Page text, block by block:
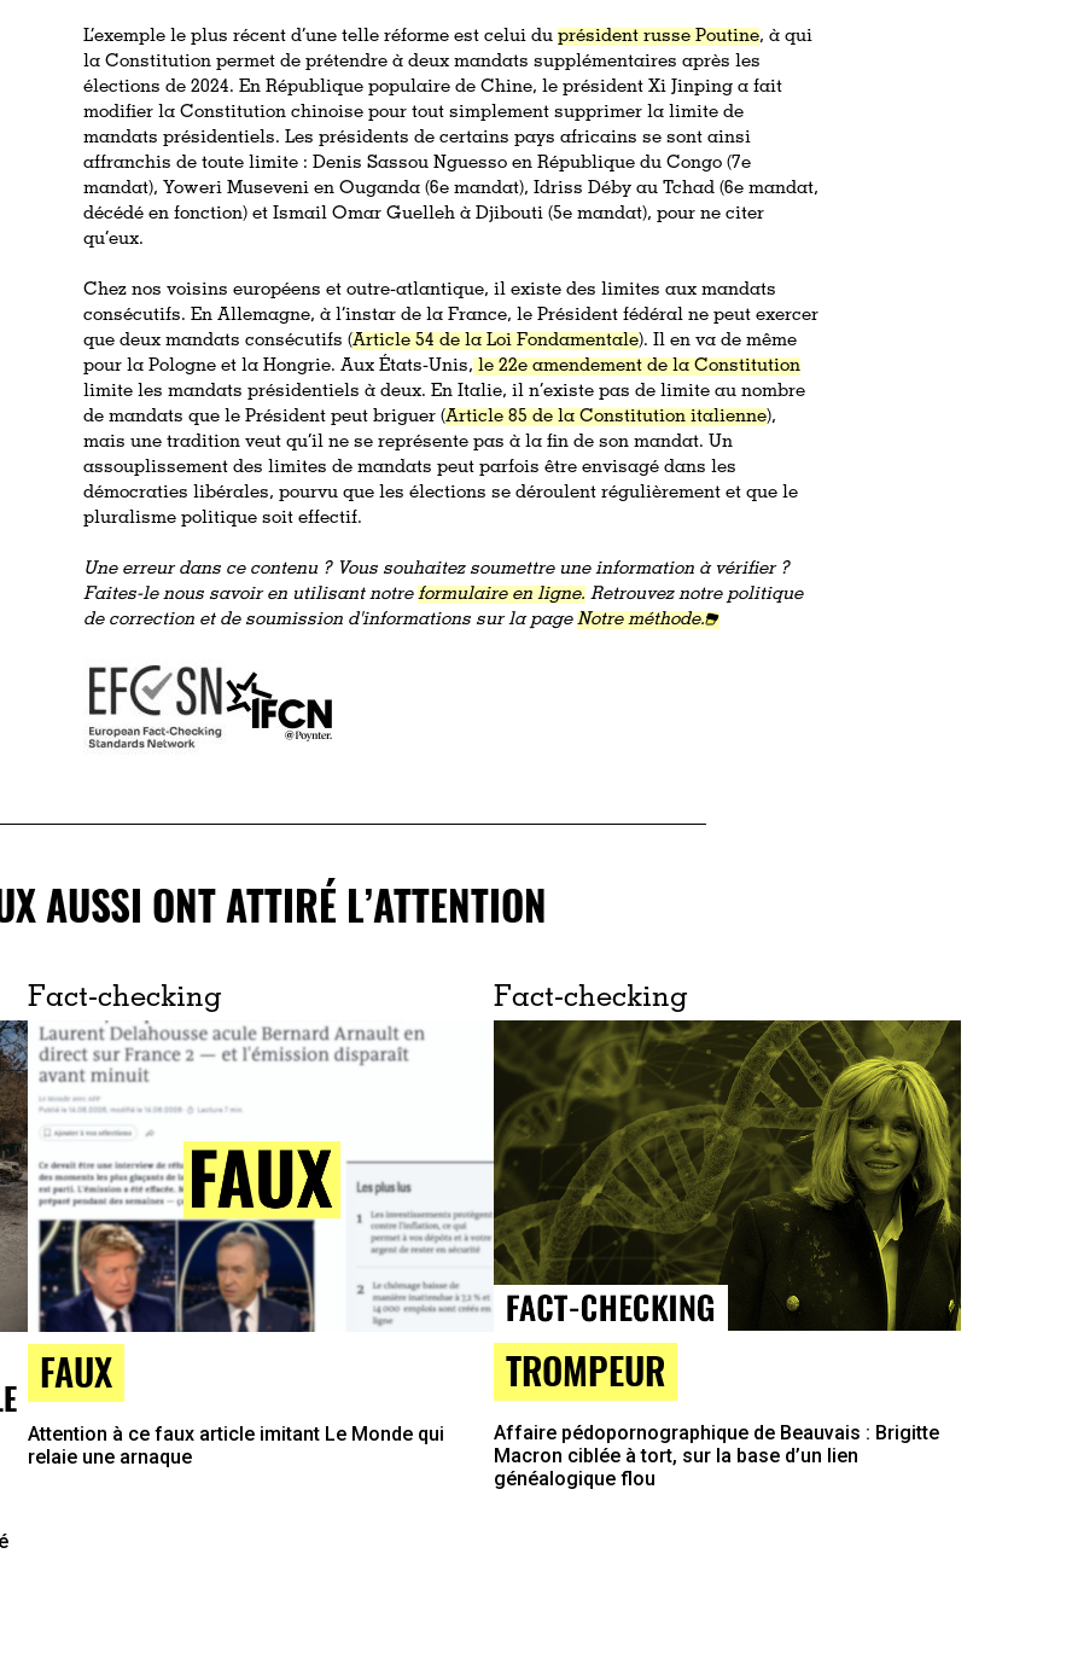
L’exemple le plus récent d’une telle réforme est celui duprésident russe Poutine, à qui
la Constitution permet de prétendre à deux mandats supplémentaires après les
élections de 2024. En République populaire de Chine, le président Xi Jinping a fait
modifier la Constitution chinoise pour tout simplement supprimer la limite de
mandats présidentiels. Les présidents de certains pays africains se sont ainsi
affranchis de toute limite : Denis Sassou Nguesso en République du Congo (7e
mandat), Yoweri Museveni en Ouganda (6e mandat), Idriss Déby au Tchad (6e mandat,
décédé en fonction) et Ismail Omar Guelleh à Djibouti (5e mandat), pour ne citer
qu’eux.
Chez nos voisins européens et outre-atlantique, il existe des limites aux mandats
consécutifs. En Allemagne, à l’instar de la France, le Président fédéral ne peut exercer
que deux mandats consécutifs (Article 54 de la Loi Fondamentale). Il en va de même
pour la Pologne et la Hongrie. Aux États-Unis, le 22e amendement de la Constitution
limite les mandats présidentiels à deux. En Italie, il n’existe pas de limite au nombre
de mandats que le Président peut briguer (Article 85 de la Constitution italienne),
mais une tradition veut qu’il ne se représente pas à la fin de son mandat. Un
assouplissement des limites de mandats peut parfois être envisagé dans les
démocraties libérales, pourvu que les élections se déroulent régulièrement et que le
pluralisme politique soit effectif.
Une erreur dans ce contenu ? Vous souhaitez soumettre une information à vérifier ?
Faites-le nous savoir en utilisant notreformulaire en ligne. Retrouvez notre politique
de correction et de soumission d'informations sur la pageNotre méthode.
AUSSI ONT ATTIRÉ L’ATTENTION
Fact-checking
FAUX
Attention à ce faux article imitant Le Monde qui
relaie une arnaque
Fact-checking
TROMPEUR
Affaire pédopornographique de Beauvais : Brigitte
Macron ciblée à tort, sur la base d’un lien
généalogique flou